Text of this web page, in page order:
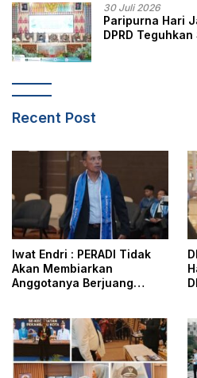
30 Juli 2026
Paripurna Hari
DPRD
Recent Post
Iwat Endri : PERADI Tidak
Akan Membiarkan
Anggotanya Berjuang
Penegak Hukum